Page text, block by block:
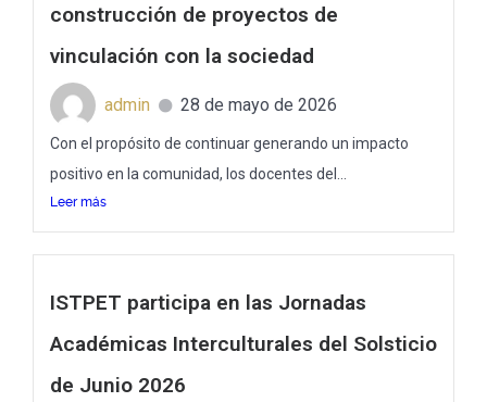
construcción de proyectos de
vinculación con la sociedad
admin 28 de mayo de 2026
Con el propósito de continuar generando un impacto
positivo en la comunidad, los docentes del...
Leer más
ISTPET participa en las Jornadas
Académicas Interculturales del Solsticio
de Junio 2026